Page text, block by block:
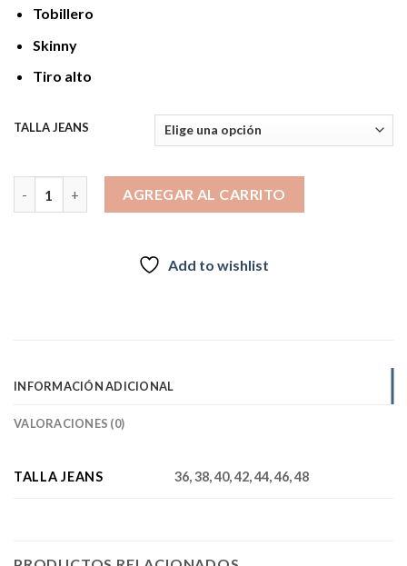
Tobillero
Skinny
Tiro alto
TALLA JEANS
AGREGAR AL CARRITO
Add to wishlist
INFORMACIÓN ADICIONAL
VALORACIONES (0)
TALLA JEANS 36, 38, 40, 42, 44, 46, 48